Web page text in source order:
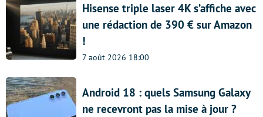
Hisense triple laser 4K s’affiche avec
une rédaction de 390 € sur Amazon
!
7 août 2026 18:00
Android 18 : quels Samsung Galaxy
ne recevront pas la mise à jour ?